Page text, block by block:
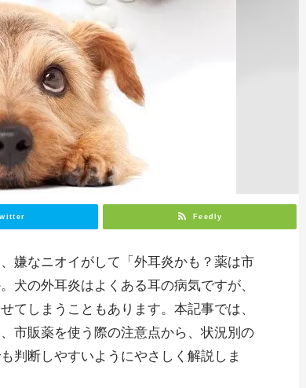
Feedly
嫌なニオイがして「外耳炎かも？薬は市
犬の外耳炎はよくある耳の病気ですが、
てしまうこともあります。本記事では、
市販薬を使う際の注意点から、状況別の
判断しやすいようにやさしく解説しま